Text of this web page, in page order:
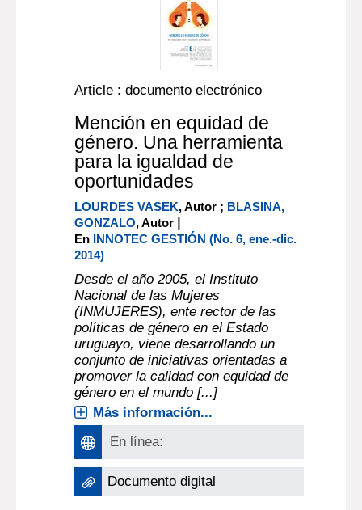
Article : documento electrónico
Mención en equidad de
género. Una herramienta
para la igualdad de
oportunidades
LOURDES VASEK, Autor ; BLASINA,
GONZALO, Autor |
En INNOTEC GESTIÓN (No. 6, ene.-dic.
2014)
Desde el año 2005, el Instituto
Nacional de las Mujeres
(INMUJERES), ente rector de las
políticas de género en el Estado
uruguayo, viene desarrollando un
conjunto de iniciativas orientadas a
promover la calidad con equidad de
género en el mundo [...]
Más información...
En línea:
Documento digital